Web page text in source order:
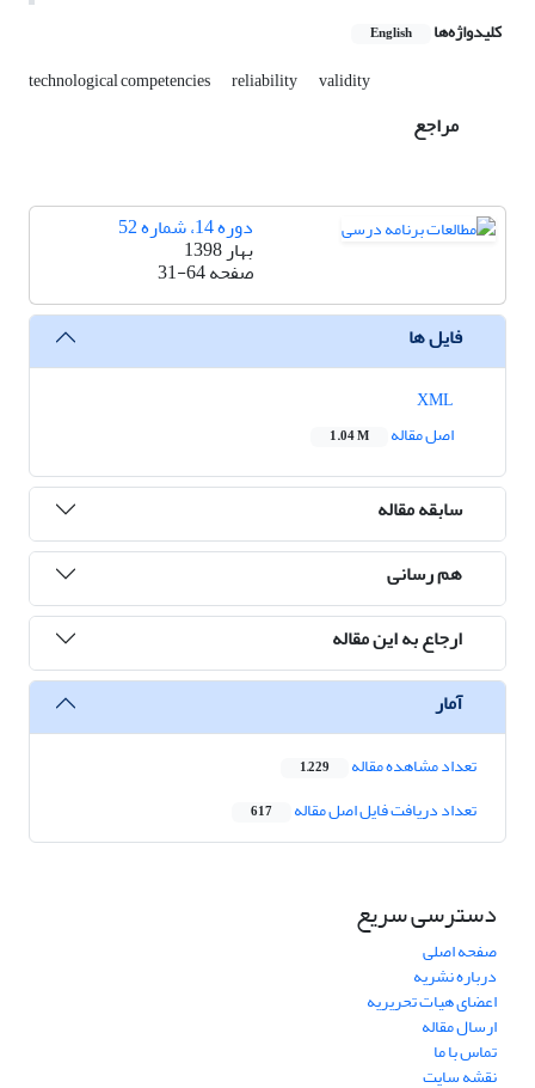
کلیدواژه‌ها English
technological competencies reliability validity
مراجع
دوره 14، شماره 52
بهار 1398
صفحه31-64
فایل ها
اصل مقاله
1.04 M
سابقه مقاله
هم رسانی
ارجاع به این مقاله
آمار
تعداد مشاهده مقاله 1,229
تعداد دریافت فایل اصل مقاله 617
دسترسی سریع
صفحه اصلی
درباره نشریه
اعضای هیات تحریریه
ارسال مقاله
تماس با ما
نقشه سایت